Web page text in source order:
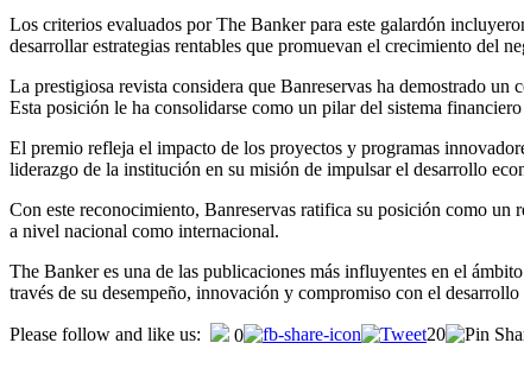
Los criterios evaluados por The Banker para este galardón
desarrollar estrategias rentables que promuevan el crecimiento del
La prestigiosa revista considera que Banreservas ha demostrado
Esta posición le ha consolidarse como un pilar del sistema
El premio refleja el impacto de los proyectos y programas
liderazgo de la institución en su misión de impulsar el desarrollo
Con este reconocimiento, Banreservas ratifica su posición como
a nivel nacional como internacional.
The Banker es una de las publicaciones más influyentes en el
través de su desempeño, innovación y compromiso con el
Please follow and like us: 0 20